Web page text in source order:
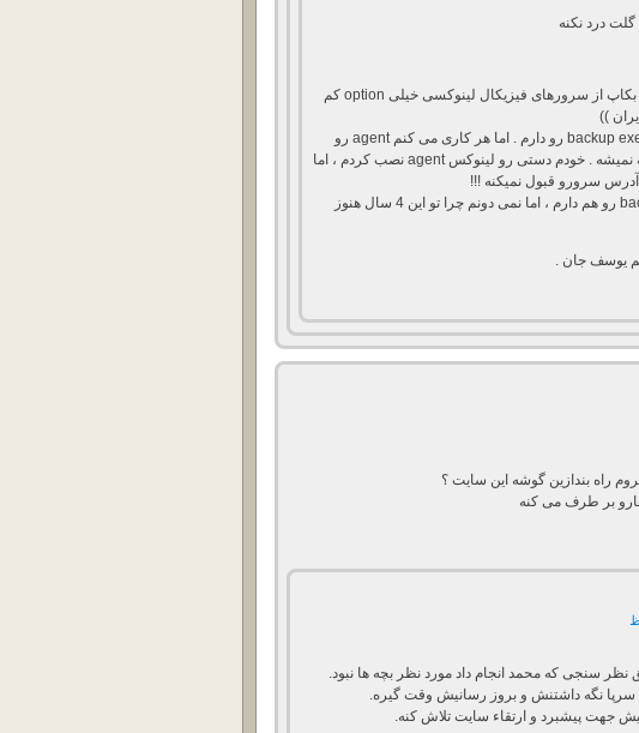
درد نکنه
متاسفانه در مورد بکاپ از سرورهای فیزیکال لینوکسی خیلی option کم
))
من backup exec 2010 SP1 رو دارم . اما هر کاری می کنم agent رو
لینوکس نصب کنه نمیشه . خودم دستی رو لینوکس agent نصب کردم ، اما
سرورو قبول نمیکنه !!!
backup exec 2012 رو هم دارم ، اما نمی دونم چرا تو این 4 سال هنوز
یوسف جان .
راه بندازین گوشه این سایت ؟
بر طرف می کنه
نظر سنجی که محمد انجام داد مورد نظر بچه ها نبود.
سرپا نگه داشتنش و بروز رسانیش وقت گیره.
جهت پیشبرد و ارتقاء سایت تلاش کنه.